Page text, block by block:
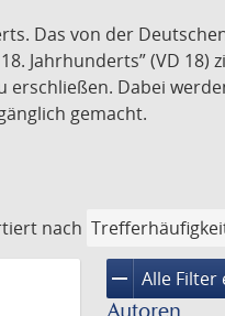
Das von der
Jahrhunderts” (VD 18)
erschließen. Dabei
gemacht.
nach
remove Alle Filter